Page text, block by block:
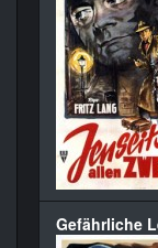
Gefährliche